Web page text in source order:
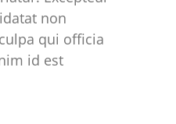
non
qui officia
id est